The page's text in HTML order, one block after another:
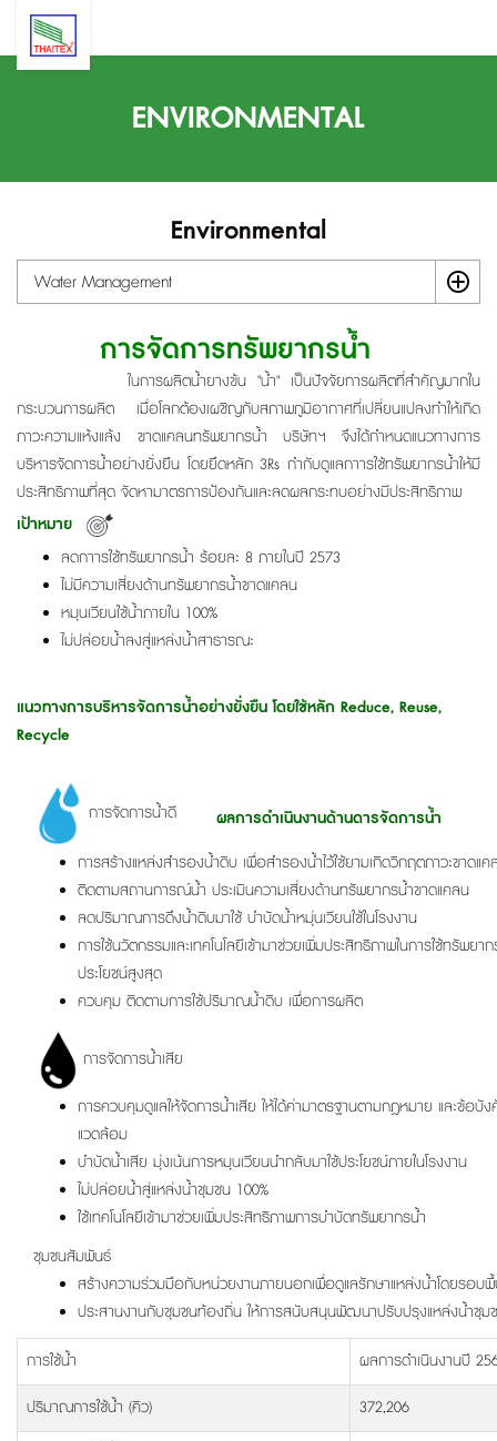
ENVIRONMENTAL
Environmental
Water Management
การจัดการทรัพยากรน้ำ
ในการผลิตน้ำยางข้น "น้ำ" เป็นปัจจัยการผลิตที่สำคัญมากใน
กระบวนการผลิต เมื่อโลกต้องเผชิญกับสภาพภูมิอากาศที่เปลี่ยนแปลงทำให้เกิด
ภาวะความแห้งแล้ง ขาดแคลนทรัพยากรน้ำ บริษัทฯ จึงได้กำหนดแนวทางการ
บริหารจัดการน้ำอย่างยั่งยืน โดยยึดหลัก 3Rs กำกับดูแลกาารใช้ทรัพยากรน้ำให้มี
ประสิทธิภาพที่สุด จัดหามาตรการป้องกันและลดผลกระทบอย่างมีประสิทธิภาพ
เป้าหมาย
ลดกาารใช้ทรัพยากรน้ำ ร้อยละ 8 ภายในปี 2573
ไม่มีความเสี่ยงด้านทรัพยากรน้ำขาดแคลน
หมุนเวียนใช้น้ำภายใน 100%
ไม่ปล่อยน้ำลงสู่แหล่งน้ำสาธารณะ
แนวทางการบริหารจัดการน้ำอย่างยั่งยืน โดยใช้หลัก Reduce, Reuse,
Recycle
การจัดการน้ำดี
การสร้างแหล่งสำรองน้ำดิบ เพื่อสำรองน้ำไว้ใช้ยามเกิดวิกฤตภาวะขาดแค
ติดตามสถานการณ์น้ำ ประเมินความเสี่ยงด้านทรัพยากรน้ำขาดแคลน
ลดปริมาณการดึงน้ำดิบมาใช้ บำบัดน้ำหมุ่นเวียนใช้ในโรงงาน
การใช้นวัตกรรมและเทคโนโลยีเข้ามาช่วยเพิ่มประสิทธิภาพในการใช้ทรัพยาก
ประโยชน์สูงสุด
ควบคุม ติดตามการใช้ปริมาณน้ำดิบ เพื่อการผลิต
การจัดการน้ำเสีย
การควบคุมดูแลให้จัดการน้ำเสีย ให้ได้ค่ามาตรฐานตามกฎหมาย และข้อบั
แวดล้อม
บำบัดน้ำเสีย มุ่งเน้นการหมุนเวียนนำกลับมาใช้ประโยชน์ภายในโรงงาน
ไม่ปล่อยน้ำสู่แหล่งน้ำชุมชน 100%
ใช้เทคโนโลยีเข้ามาช่วยเพิ่มประสิทธิภาพการบำบัดทรัพยากรน้ำ
ชุมชนสัมพันธ์
สร้างความร่วมมือกับหน่วยงานภายนอกเพื่อดูแลรักษาแหล่งน้ำโดยรอบพื้
ประสานงานกับชุมชนท้องถิ่น ให้การสนับสนุนพัฒนาปรับปรุงแหล่งน้ำชุม
ผลการดำเนินงานด้านดารจัดการน้ำ
การใช้น้ำ ผลการดำเนินงานปี
ปริมาณการใช้น้ำ (คิว) 372,206